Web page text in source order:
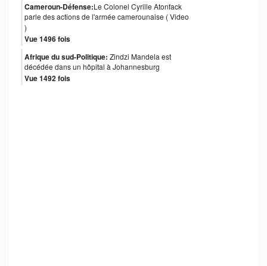
Cameroun-Défense:Le Colonel Cyrille Atonfack
parle des actions de l'armée camerounaise ( Video
)
Vue 1496 fois
Afrique du sud-Politique: Zindzi Mandela est
décédée dans un hôpital à Johannesburg
Vue 1492 fois